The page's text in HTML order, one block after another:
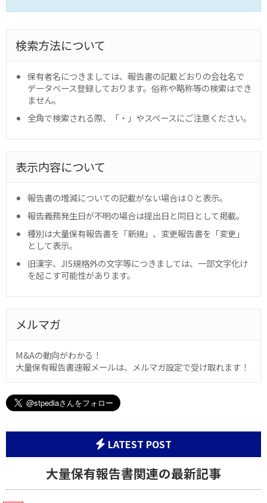
検索方法について
保有者名につきましては、報告書の記載どおりの会社名で
データベース登録しております。俗称や略称等の検索はでき
ません。
全角で検索される際、「・」やスペースにご注意ください。
表示内容について
報告書の増減についての記載がない場合は０と表示。
報告義務発生日が不明の場合は提出日と同日として掲載。
種別は大量保有報告書を「新規」、変更報告書を「変更」
として表示。
旧漢字、JIS規格外の文字等につきましては、一部文字化け
を起こす可能性があります。
メルマガ
M&Aの動向がわかる！
大量保有報告書速報メールは、メルマガ設定で受け取れます！
LATEST POST
大量保有報告書関連の最新記事